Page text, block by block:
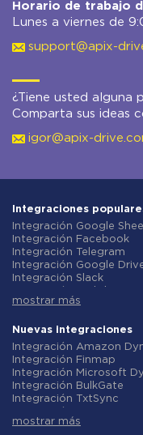
Horario de trabajo
Lunes a viernes de
support@apix-
¿Tiene usted alguna
Comparta sus ideas
igor@apix-
Integraciones
Integración Google
Integración Facebook
Integración Telegram
Integración Google
Integración Slack
Integración Gmail
Integración ClickUp
Integración Airtable
Integración Google
Integración OpenAI
Integración Instagram
Integración
Integración Typeform
Integración Salesforce
mostrar más
Nuevas integraciones
Integración Amazon
Integración Finmap
Integración Microsoft
Integración BulkGate
Integración TxtSync
Integración Corezoid
mostrar más